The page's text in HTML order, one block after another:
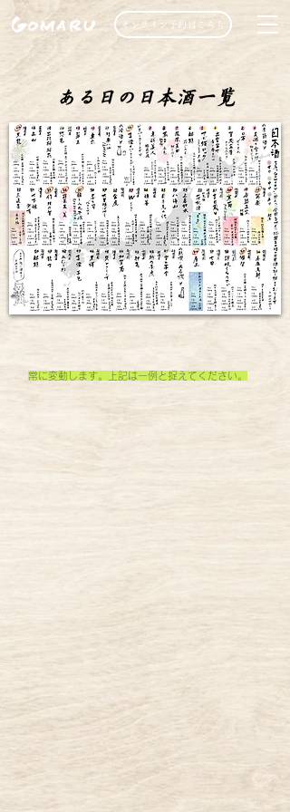
オンライン予約はこちら
ある日の日本酒一覧
常に変動します。上記は一例と捉えてください。